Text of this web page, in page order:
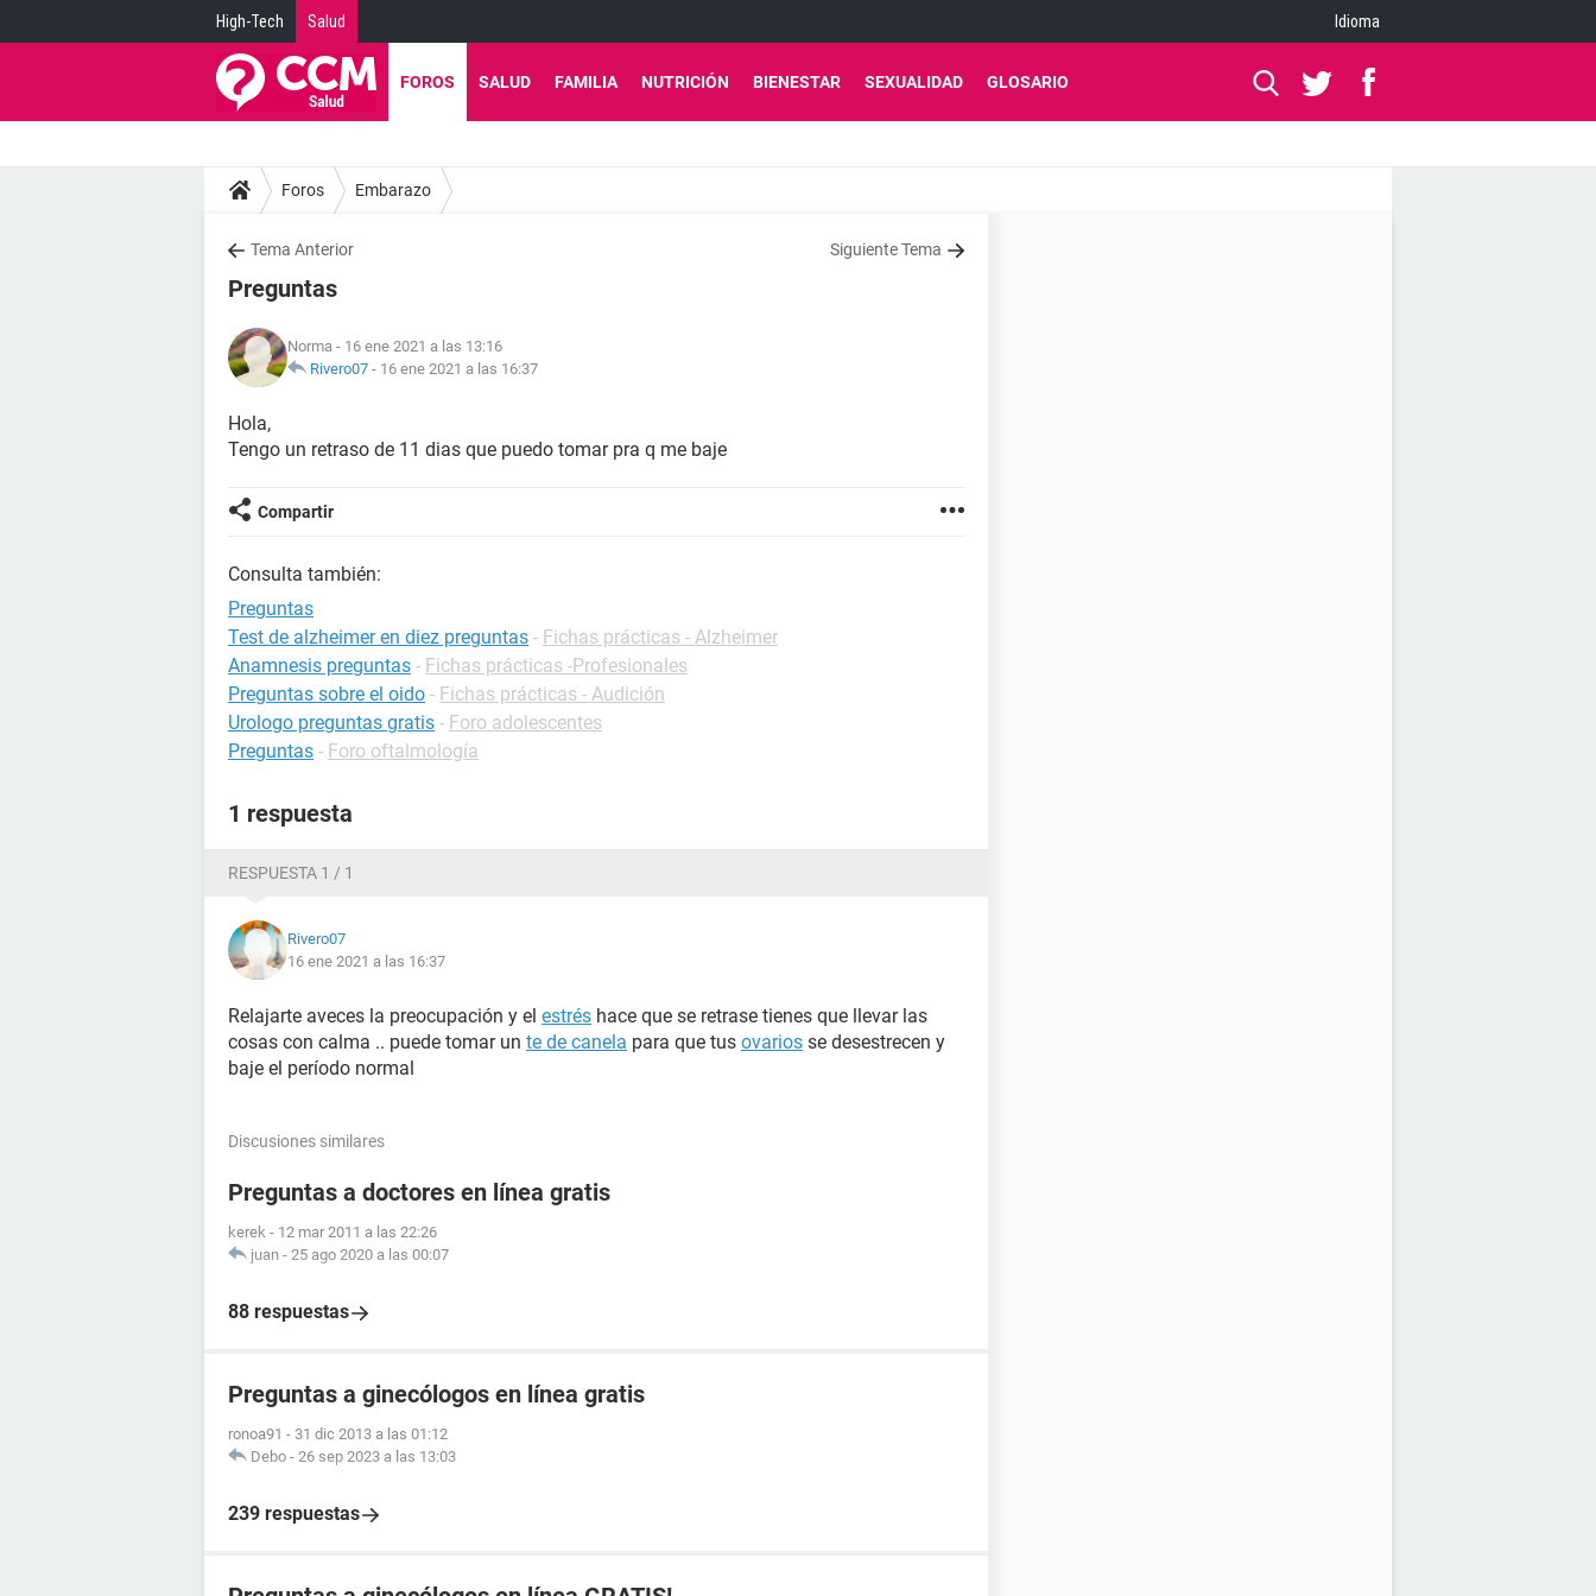
High-Tech Salud Idioma
FOROS SALUD FAMILIA NUTRICIÓN BIENESTAR SEXUALIDAD GLOSARIO
Foros Embarazo
Tema Anterior Siguiente Tema
Preguntas
Norma - 16 ene 2021 a las 13:16
Rivero07 - 16 ene 2021 a las 16:37
Hola,
Tengo un retraso de 11 dias que puedo tomar pra q me baje
Compartir
Consulta también:
Preguntas
Test de alzheimer en diez preguntas - Fichas prácticas - Alzheimer
Anamnesis preguntas - Fichas prácticas -Profesionales
Preguntas sobre el oido - Fichas prácticas - Audición
Urologo preguntas gratis - Foro adolescentes
Preguntas - Foro oftalmología
1 respuesta
RESPUESTA 1 / 1
Rivero07
16 ene 2021 a las 16:37
Relajarte aveces la preocupación y el estrés hace que se retrase tienes que llevar las
cosas con calma .. puede tomar un te de canela para que tus ovarios se desestrecen y
baje el período normal
Discusiones similares
Preguntas a doctores en línea gratis
kerek - 12 mar 2011 a las 22:26
juan - 25 ago 2020 a las 00:07
88 respuestas
Preguntas a ginecólogos en línea gratis
ronoa91 - 31 dic 2013 a las 01:12
Debo - 26 sep 2023 a las 13:03
239 respuestas